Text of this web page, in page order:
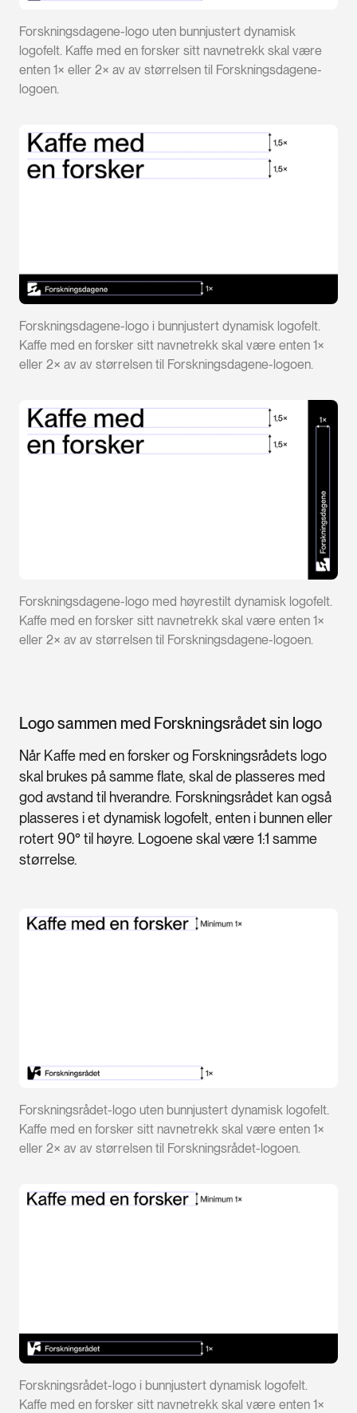
Forskningsdagene-logo uten bunnjustert dynamisk
logofelt. Kaffe med en forsker sitt navnetrekk skal være
enten 1× eller 2× av av størrelsen til Forskningsdagene-
logoen.
Forskningsdagene-logo i bunnjustert dynamisk logofelt.
Kaffe med en forsker sitt navnetrekk skal være enten 1×
eller 2× av av størrelsen til Forskningsdagene-logoen.
Forskningsdagene-logo med høyrestilt dynamisk logofelt.
Kaffe med en forsker sitt navnetrekk skal være enten 1×
eller 2× av av størrelsen til Forskningsdagene-logoen.
Logo sammen med Forskningsrådet sin logo
Når Kaffe med en forsker og Forskningsrådets logo
skal brukes på samme flate, skal de plasseres med
god avstand til hverandre. Forskningsrådet kan også
plasseres i et dynamisk logofelt, enten i bunnen eller
rotert 90° til høyre. Logoene skal være 1:1 samme
størrelse.
Forskningsrådet-logo uten bunnjustert dynamisk logofelt.
Kaffe med en forsker sitt navnetrekk skal være enten 1×
eller 2× av av størrelsen til Forskningsrådet-logoen.
Forskningsrådet-logo i bunnjustert dynamisk logofelt.
Kaffe med en forsker sitt navnetrekk skal være enten 1×